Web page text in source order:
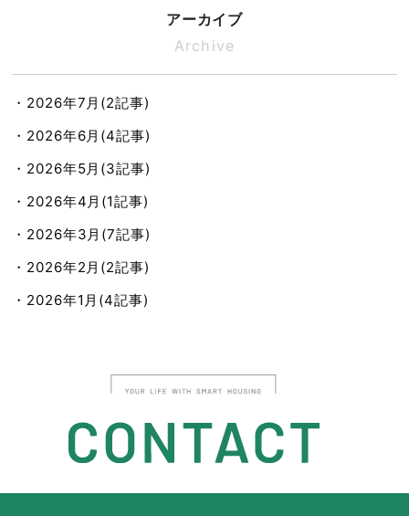
アーカイブ
Archive
・2026年7月(2記事)
・2026年6月(4記事)
・2026年5月(3記事)
・2026年4月(1記事)
・2026年3月(7記事)
・2026年2月(2記事)
・2026年1月(4記事)
・2025年10月(9記事)
・2025年9月(9記事)
・2025年8月(8記事)
・2025年7月(8記事)